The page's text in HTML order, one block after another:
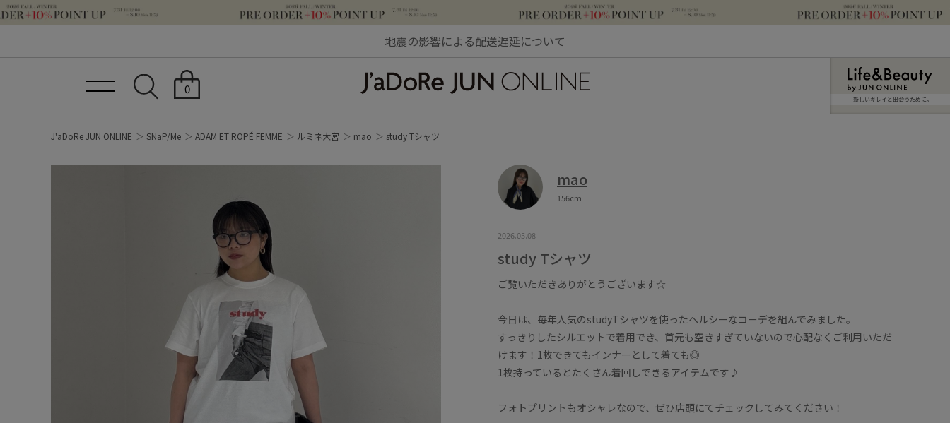
地震の影響による配送遅延について
0
新しいキレイと出合うために。
J'aDoRe JUN ONLINE SNaP/Me ADAM ET ROPÉ FEMME ルミネ大宮 mao study Tシャツ
mao
156cm
2026.05.08
study Tシャツ
ご覧いただきありがとうございます☆
今日は、毎年人気のstudyTシャツを使ったヘルシーなコーデを組んでみました。
すっきりしたシルエットで着用でき、首元も空きすぎていないので心配なくご利用いただ
けます！1枚できてもインナーとして着ても◎
1枚持っているとたくさん着回しできるアイテムです♪
フォトプリントもオシャレなので、ぜひ店頭にてチェックしてみてください！